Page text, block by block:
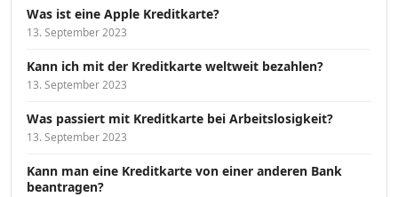
Was ist eine Apple Kreditkarte?
13. September 2023
Kann ich mit der Kreditkarte weltweit bezahlen?
13. September 2023
Was passiert mit Kreditkarte bei Arbeitslosigkeit?
13. September 2023
Kann man eine Kreditkarte von einer anderen Bank
beantragen?